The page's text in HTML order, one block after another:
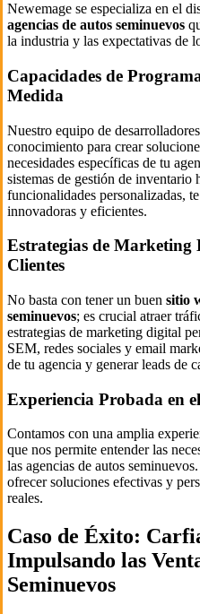
Newemage se especializa en el
agencias de autos seminuevos
la industria y las expectativas de
Capacidades de
Medida
Nuestro equipo de
conocimiento para crear
necesidades específicas de tu
sistemas de gestión de inventario
funcionalidades personalizadas,
innovadoras y eficientes.
Estrategias de
Clientes
No basta con tener un buen sitio
seminuevos; es crucial atraer
estrategias de marketing digital
SEM, redes sociales y email
de tu agencia y generar leads de
Experiencia Probada en
Contamos con una amplia
que nos permite entender las
las agencias de autos
ofrecer soluciones efectivas y
reales.
Caso de Éxito:
Impulsando las
Seminuevos